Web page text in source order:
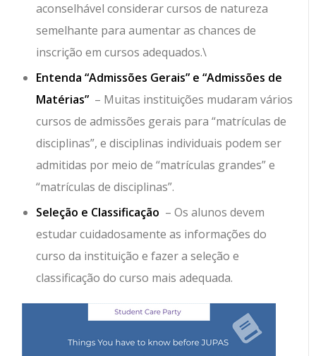
aconselhável considerar cursos de natureza
semelhante para aumentar as chances de
inscrição em cursos adequados.\
Entenda “Admissões Gerais” e “Admissões de
Matérias” – Muitas instituições mudaram vários
cursos de admissões gerais para “matrículas de
disciplinas”, e disciplinas individuais podem ser
admitidas por meio de “matrículas grandes” e
“matrículas de disciplinas”.
Seleção e Classificação – Os alunos devem
estudar cuidadosamente as informações do
curso da instituição e fazer a seleção e
classificação do curso mais adequada.